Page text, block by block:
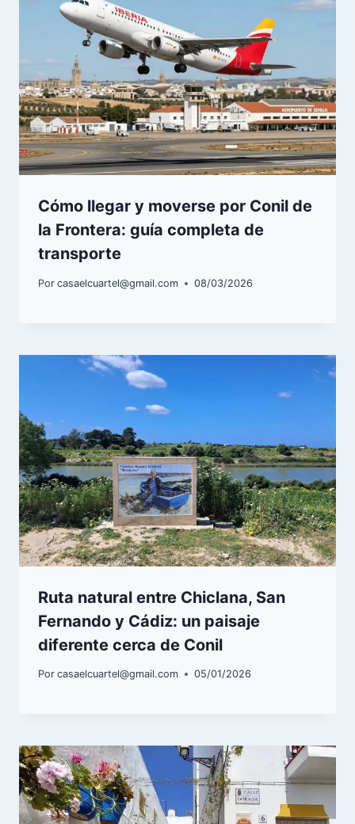
Cómo llegar y moverse por Conil de
la Frontera: guía completa de
transporte
Por casaelcuartel@gmail.com 08/03/2026
Ruta natural entre Chiclana, San
Fernando y Cádiz: un paisaje
diferente cerca de Conil
Por casaelcuartel@gmail.com 05/01/2026